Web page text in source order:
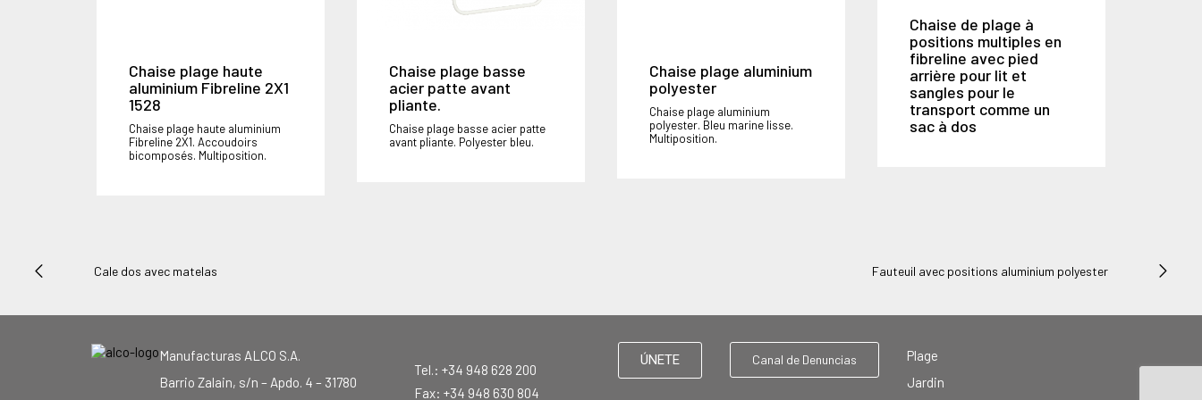
Chaise plage haute
aluminium Fibreline 2X1
1528
Chaise plage haute aluminium
Fibreline 2X1. Accoudoirs
bicomposés. Multiposition.
Chaise plage basse
acier patte avant
pliante.
Chaise plage basse acier patte
avant pliante. Polyester bleu.
Chaise plage aluminium
polyester
Chaise plage aluminium
polyester. Bleu marine lisse.
Multiposition.
Chaise de plage à
positions multiples en
fibreline avec pied
arrière pour lit et
sangles pour le
transport comme un
sac à dos
Cale dos avec matelas Fauteuil avec positions aluminium polyester
Manufacturas ALCO S.A.
Barrio Zalain, s/n – Apdo. 4 – 31780
Tel.: +34 948 628 200
Fax: +34 948 630 804
ÚNETE Canal de Denuncias
Plage
Jardin